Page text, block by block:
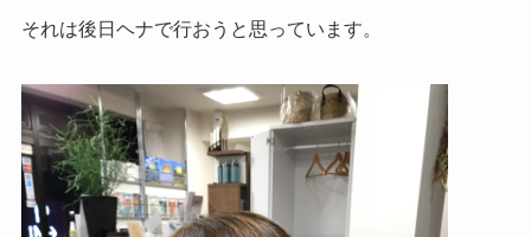
それは後日ヘナで行おうと思っています。